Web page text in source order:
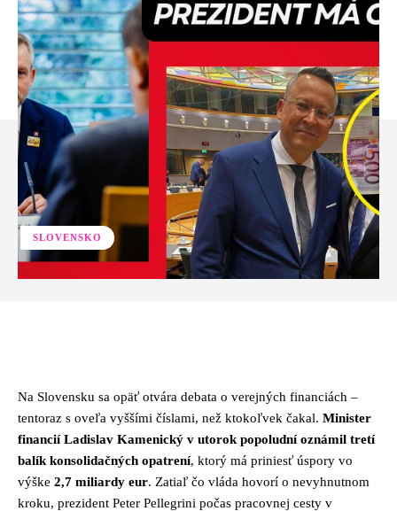
SLOVENSKO
Na Slovensku sa opäť otvára debata o verejných financiách –
tentoraz s oveľa vyššími číslami, než ktokoľvek čakal. Minister
financií Ladislav Kamenický v utorok popoludní oznámil tretí
balík konsolidačných opatrení, ktorý má priniesť úspory vo
výške 2,7 miliardy eur. Zatiaľ čo vláda hovorí o nevyhnutnom
kroku, prezident Peter Pellegrini počas pracovnej cesty v